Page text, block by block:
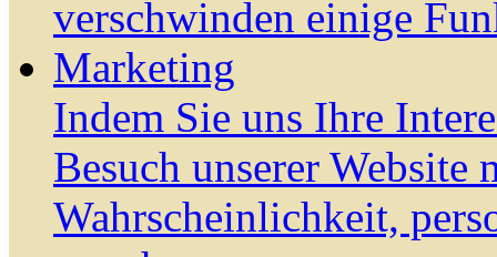
verschwinden einige
Marketing
Indem Sie uns Ihre
Besuch unserer Website
Wahrscheinlichkeit,